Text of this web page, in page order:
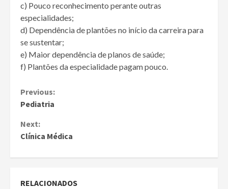
c) Pouco reconhecimento perante outras
especialidades;
d) Dependência de plantões no início da carreira para
se sustentar;
e) Maior dependência de planos de saúde;
f) Plantões da especialidade pagam pouco.
Continue
Previous:
Pediatria
Next:
Clínica Médica
RELACIONADOS